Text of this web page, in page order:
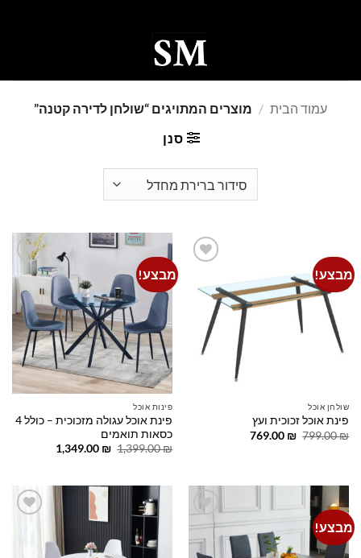
עמוד הבית / מוצרים המתויגים “שולחן לדירה קטנה”
סנן
מבצע!
wishlist
שולחן אוכל
פינת אוכל זכוכית ועץ
799.00₪
המחיר
769.00 ₪
המחיר
מבצע!
Add to
wishlist
פינות אוכל
פינת אוכל עגולה מזכוכית – כולל 4
כסאות תואמים
1,399.00₪
המחיר
1,349.00 ₪
המחיר
מבצע!
Add to
wishlist